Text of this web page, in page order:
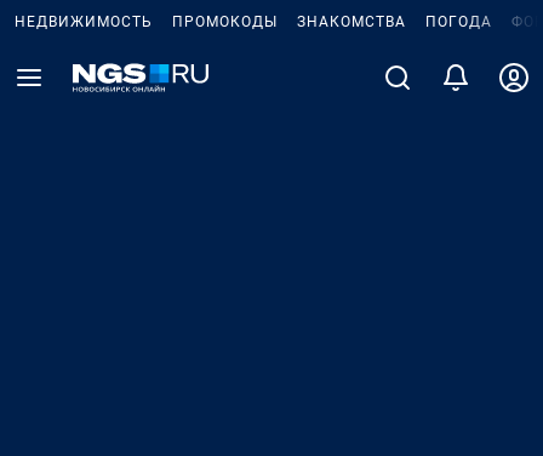
НЕДВИЖИМОСТЬ ПРОМОКОДЫ ЗНАКОМСТВА ПОГОДА